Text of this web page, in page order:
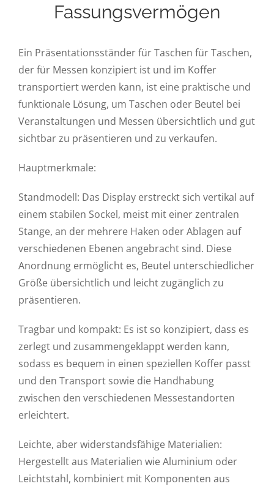
Fassungsvermögen
Ein Präsentationsständer für Taschen für Taschen,
der für Messen konzipiert ist und im Koffer
transportiert werden kann, ist eine praktische und
funktionale Lösung, um Taschen oder Beutel bei
Veranstaltungen und Messen übersichtlich und gut
sichtbar zu präsentieren und zu verkaufen.
Hauptmerkmale:
Standmodell: Das Display erstreckt sich vertikal auf
einem stabilen Sockel, meist mit einer zentralen
Stange, an der mehrere Haken oder Ablagen auf
verschiedenen Ebenen angebracht sind. Diese
Anordnung ermöglicht es, Beutel unterschiedlicher
Größe übersichtlich und leicht zugänglich zu
präsentieren.
Tragbar und kompakt: Es ist so konzipiert, dass es
zerlegt und zusammengeklappt werden kann,
sodass es bequem in einen speziellen Koffer passt
und den Transport sowie die Handhabung
zwischen den verschiedenen Messestandorten
erleichtert.
Leichte, aber widerstandsfähige Materialien:
Hergestellt aus Materialien wie Aluminium oder
Leichtstahl, kombiniert mit Komponenten aus